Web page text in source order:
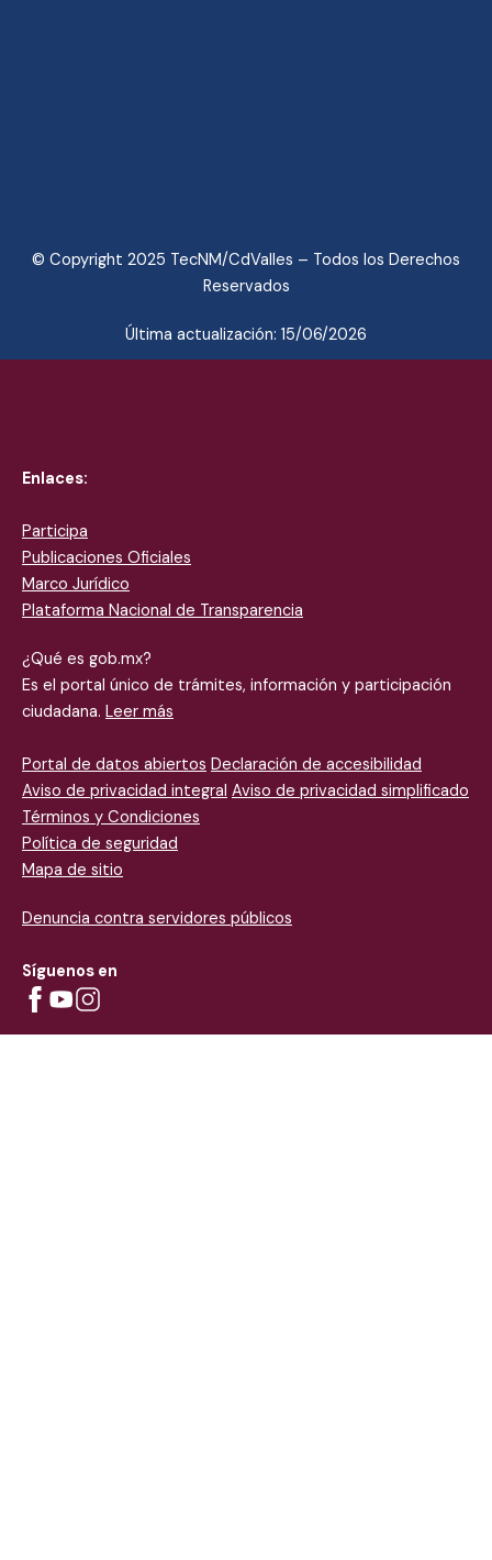
© Copyright 2025 TecNM/CdValles – Todos los Derechos
Reservados
Última actualización: 15/06/2026
Enlaces:
Participa
Publicaciones Oficiales
Marco Jurídico
Plataforma Nacional de Transparencia
¿Qué es gob.mx?
Es el portal único de trámites, información y participación
ciudadana. Leer más
Portal de datos abiertos Declaración de accesibilidad
Aviso de privacidad integral Aviso de privacidad simplificado
Términos y Condiciones
Política de seguridad
Mapa de sitio
Denuncia contra servidores públicos
Síguenos en